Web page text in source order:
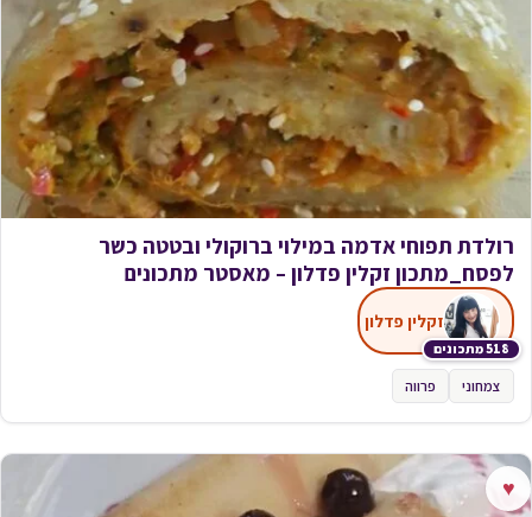
רולדת תפוחי אדמה במילוי ברוקולי ובטטה כשר
לפסח_מתכון זקלין פדלון – מאסטר מתכונים
518 מתכונים
זקלין פדלון
צמחוני פרווה
♥